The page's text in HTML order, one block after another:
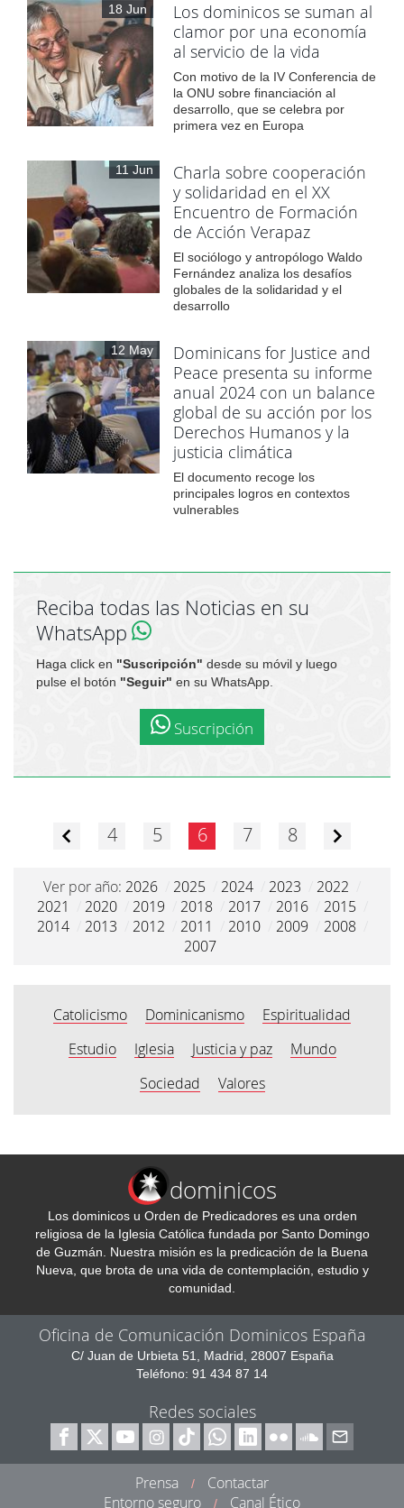
18 Jun
Los dominicos se suman al
clamor por una economía
al servicio de la vida
Con motivo de la IV Conferencia de
la ONU sobre financiación al
desarrollo, que se celebra por
primera vez en Europa
11 Jun
Charla sobre cooperación
y solidaridad en el XX
Encuentro de Formación
de Acción Verapaz
El sociólogo y antropólogo Waldo
Fernández analiza los desafíos
globales de la solidaridad y el
desarrollo
12 May
Dominicans for Justice and
Peace presenta su informe
anual 2024 con un balance
global de su acción por los
Derechos Humanos y la
justicia climática
El documento recoge los
principales logros en contextos
vulnerables
Reciba todas las Noticias en su
WhatsApp
Haga click en "Suscripción" desde su móvil y luego
pulse el botón "Seguir" en su WhatsApp.
Suscripción
4 5 6 7 8
Ver por año: 2026 2025 2024 2023 2022
2021
2020 2019 2018 2017 2016 2015
2014
2013 2012 2011 2010 2009 2008
2007
Catolicismo Dominicanismo
Espiritualidad
Estudio
Iglesia Justicia y paz
Mundo
Sociedad
Valores
dominicos
Los dominicos u Orden de Predicadores es una orden
religiosa de la Iglesia Católica fundada por Santo Domingo
de Guzmán. Nuestra misión es la predicación de la Buena
Nueva, que brota de una vida de contemplación, estudio y
comunidad.
Oficina de Comunicación Dominicos España
C/ Juan de Urbieta 51, Madrid, 28007 España
Teléfono: 91 434 87 14
Redes sociales
Prensa /
Contactar
Entorno seguro
/ Canal Ético